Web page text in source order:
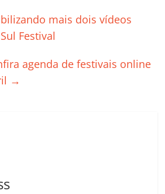
s
A
p
e
dI
gl
a
y
k
p
h
mais dois vídeos
Festival
agenda de festivais online
→